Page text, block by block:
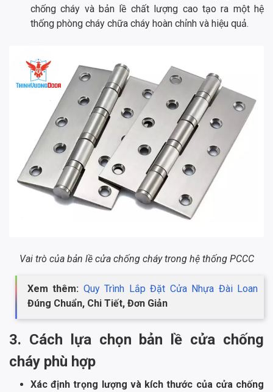
chống cháy và bản lề chất lượng cao tạo ra một hệ
thống phòng cháy chữa cháy hoàn chỉnh và hiệu quả.
Vai trò của bản lề cửa chống cháy trong hệ thống PCCC
Xem thêm: Quy Trình Lắp Đặt Cửa Nhựa Đài Loan
Đúng Chuẩn, Chi Tiết, Đơn Giản
3. Cách lựa chọn bản lề cửa chống
cháy phù hợp
Xác định trọng lượng và kích thước của cửa chống